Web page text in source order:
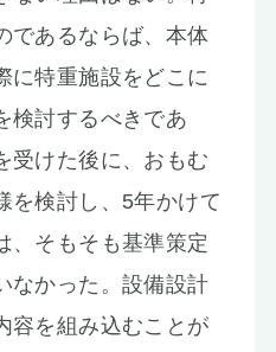
であるならば、本体
に特重施設をどこに
検討するべきであ
受けた後に、おもむ
を検討し、5年かけて
、そもそも基準策定
なかった。設備設計
容を組み込むことが